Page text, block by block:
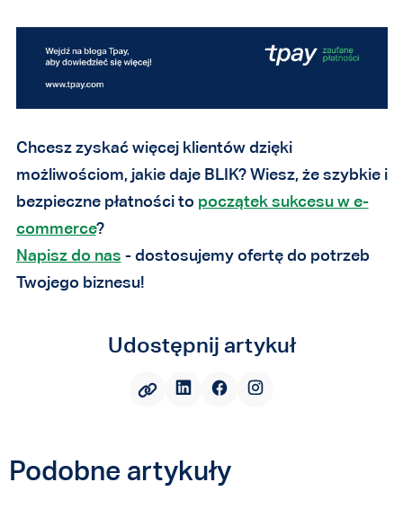
Chcesz zyskać więcej klientów dzięki
możliwościom, jakie daje BLIK? Wiesz, że szybkie i
bezpieczne płatności to początek sukcesu w e-
commerce?
Napisz do nas - dostosujemy ofertę do potrzeb
Twojego biznesu!
Udostępnij artykuł
Podobne artykuły